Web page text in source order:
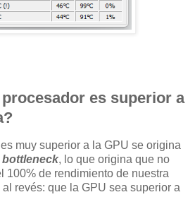
es superior a
muy superior a la GPU se origina
bottleneck, lo que origina que no
100% de rendimiento de nuestra
revés: que la GPU sea superior a